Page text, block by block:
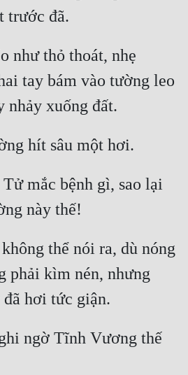
như thỏ thoát, nhẹ
tay bám vào tường leo
mắc bệnh gì, sao lại
thể nói ra, dù nóng
phải kìm nén, nhưng
ngờ Tĩnh Vương thế